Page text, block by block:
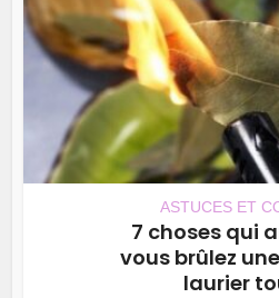
ASTUCES ET
7 choses qui
vous brûlez
laurier